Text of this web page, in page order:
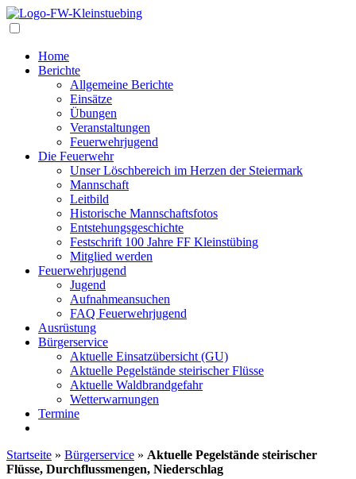
Home
Berichte
Allgemeine Berichte
Einsätze
Übungen
Veranstaltungen
Feuerwehrjugend
Die Feuerwehr
Unser Löschbereich im Herzen der Steiermark
Mannschaft
Leitbild
Historische Mannschaftsfotos
Entstehungsgeschichte
Festschrift 100 Jahre FF Kleinstübing
Mitglied werden
Feuerwehrjugend
Jugend
Aufnahmeansuchen
FAQ Feuerwehrjugend
Ausrüstung
Bürgerservice
Aktuelle Einsatzübersicht (GU)
Aktuelle Pegelstände steirischer Flüsse
Aktuelle Waldbrandgefahr
Wetterwarnungen
Termine
Startseite » Bürgerservice » Aktuelle Pegelstände steirischer
Flüsse, Durchflussmengen, Niederschlag